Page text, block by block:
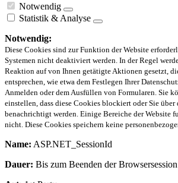
Notwendig
Statistik & Analyse
Notwendig:
Diese Cookies sind zur Funktion der Website
Systemen nicht deaktiviert werden. In der Regel
Reaktion auf von Ihnen getätigte Aktionen gesetzt,
entsprechen, wie etwa dem Festlegen Ihrer
Anmelden oder dem Ausfüllen von Formularen. Sie
einstellen, dass diese Cookies blockiert oder Sie über
benachrichtigt werden. Einige Bereiche der Website
nicht. Diese Cookies speichern keine
Name: ASP.NET_SessionId
Dauer: Bis zum Beenden der Browsersession